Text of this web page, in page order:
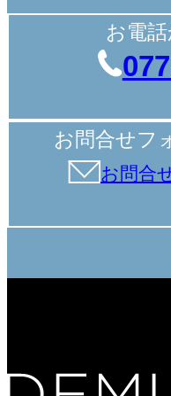
お電
お問合せフ
お問合